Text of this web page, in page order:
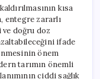
kısa
entegre zararlı
doğru doz
ifade
önem
tarımın önemli
ciddi sağlık